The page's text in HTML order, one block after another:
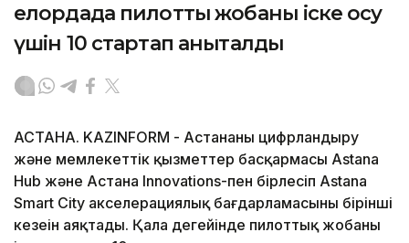
елордада пилоттық жобаны іске қосу
үшін 10 стартап анықталды
АСТАНА. KAZINFORM - Астананың цифрландыру
және мемлекеттік қызметтер басқармасы Astana
Hub және Астана Innovations-пен бірлесіп Astana
Smart City акселерациялық бағдарламасының бірінші
кезеңін аяқтады. Қала деңгейінде пилоттық жобаны